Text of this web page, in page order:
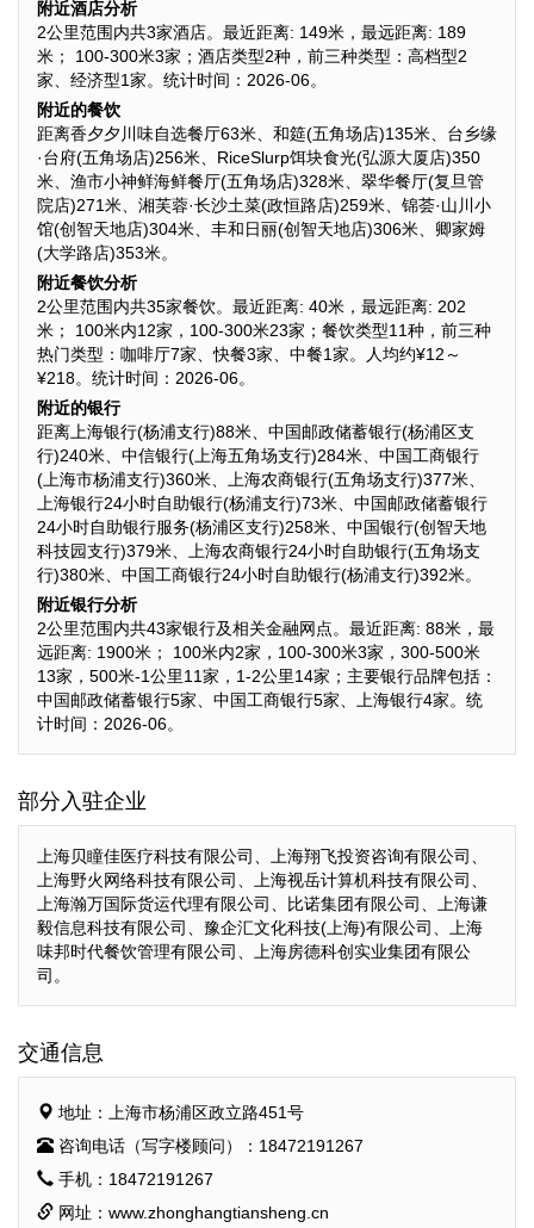
附近酒店分析
2公里范围内共3家酒店。最近距离: 149米，最远距离: 189
米； 100-300米3家；酒店类型2种，前三种类型：高档型2
家、经济型1家。统计时间：2026-06。
附近的餐饮
距离香夕夕川味自选餐厅63米、和筵(五角场店)135米、台乡缘
·台府(五角场店)256米、RiceSlurp饵块食光(弘源大厦店)350
米、渔市小神鲜海鲜餐厅(五角场店)328米、翠华餐厅(复旦管
院店)271米、湘芙蓉·长沙土菜(政恒路店)259米、锦荟·山川小
馆(创智天地店)304米、丰和日丽(创智天地店)306米、卿家姆
(大学路店)353米。
附近餐饮分析
2公里范围内共35家餐饮。最近距离: 40米，最远距离: 202
米； 100米内12家，100-300米23家；餐饮类型11种，前三种
热门类型：咖啡厅7家、快餐3家、中餐1家。人均约¥12～
¥218。统计时间：2026-06。
附近的银行
距离上海银行(杨浦支行)88米、中国邮政储蓄银行(杨浦区支
行)240米、中信银行(上海五角场支行)284米、中国工商银行
(上海市杨浦支行)360米、上海农商银行(五角场支行)377米、
上海银行24小时自助银行(杨浦支行)73米、中国邮政储蓄银行
24小时自助银行服务(杨浦区支行)258米、中国银行(创智天地
科技园支行)379米、上海农商银行24小时自助银行(五角场支
行)380米、中国工商银行24小时自助银行(杨浦支行)392米。
附近银行分析
2公里范围内共43家银行及相关金融网点。最近距离: 88米，最
远距离: 1900米； 100米内2家，100-300米3家，300-500米
13家，500米-1公里11家，1-2公里14家；主要银行品牌包括：
中国邮政储蓄银行5家、中国工商银行5家、上海银行4家。统
计时间：2026-06。
部分入驻企业
上海贝瞳佳医疗科技有限公司、上海翔飞投资咨询有限公司、
上海野火网络科技有限公司、上海视岳计算机科技有限公司、
上海瀚万国际货运代理有限公司、比诺集团有限公司、上海谦
毅信息科技有限公司、豫企汇文化科技(上海)有限公司、上海
味邦时代餐饮管理有限公司、上海房德科创实业集团有限公
司。
交通信息
地址：上海市杨浦区政立路451号
咨询电话（写字楼顾问）：18472191267
手机：18472191267
网址：www.zhonghangtiansheng.cn